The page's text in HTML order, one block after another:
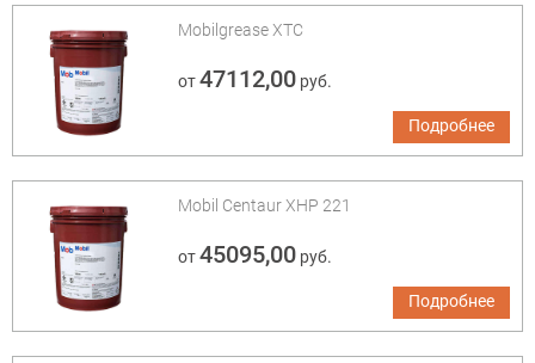
Mobilgrease XTC
от47112,00руб.
Подробнее
Mobil Centaur XHP 221
от45095,00руб.
Подробнее